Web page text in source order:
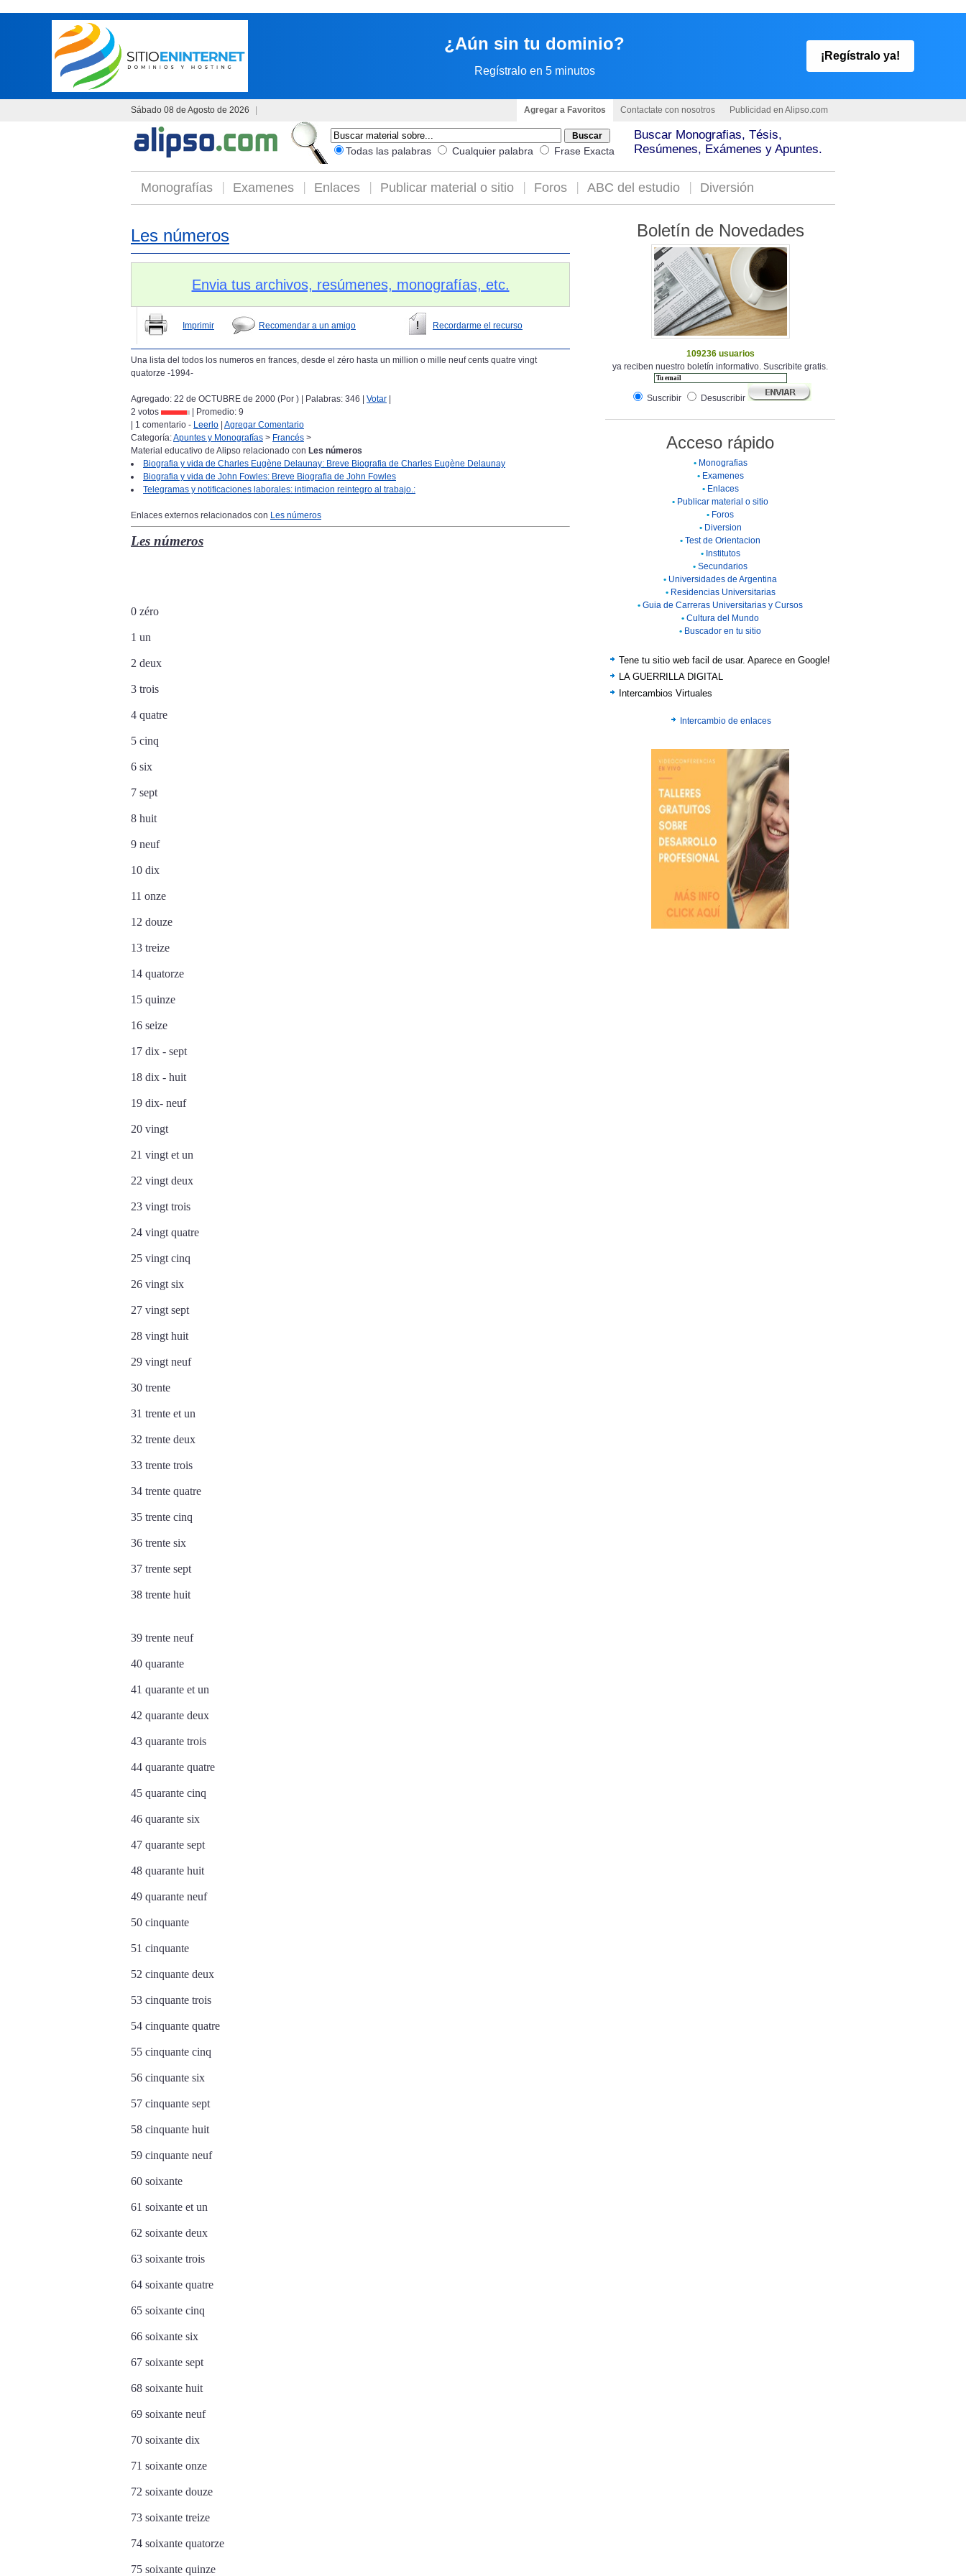
¿Aún sin tu dominio?
Regístralo en 5 minutos
¡Regístralo ya!
Sábado 08 de Agosto de 2026 Agregar a Favoritos Contactate con nosotros Publicidad en Alipso.com
Todas las palabras Cualquier palabra Frase Exacta
Buscar Monografias, Tésis,
Resúmenes, Exámenes y Apuntes.
Monografías Examenes Enlaces Publicar material o sitio Foros ABC del estudio Diversión
Les números
Envia tus archivos, resúmenes, monografías, etc.
Imprimir Recomendar a un amigo Recordarme el recurso
Una lista del todos los numeros en frances, desde el zéro hasta un million o mille neuf cents quatre vingt
quatorze -1994-
Agregado: 22 de OCTUBRE de 2000 (Por ) | Palabras: 346 | Votar
2 votos
| Promedio: 9
| 1 comentario - Leerlo Agregar Comentario
Categoría:Apuntes y Monografías > Francés >
Material educativo de Alipso relacionado con Les números
Biografia y vida de Charles Eugène Delaunay: Breve Biografia de Charles Eugène Delaunay
Biografia y vida de John Fowles: Breve Biografia de John Fowles
Telegramas y notificaciones laborales: intimacion reintegro al trabajo.:
Enlaces externos relacionados con Les números
Les números
0 zéro
1 un
2 deux
3 trois
4 quatre
5 cinq
6 six
7 sept
8 huit
9 neuf
10 dix
11 onze
12 douze
13 treize
14 quatorze
15 quinze
16 seize
17 dix - sept
18 dix - huit
19 dix- neuf
20 vingt
21 vingt et un
22 vingt deux
23 vingt trois
24 vingt quatre
25 vingt cinq
26 vingt six
27 vingt sept
28 vingt huit
29 vingt neuf
30 trente
31 trente et un
32 trente deux
33 trente trois
34 trente quatre
35 trente cinq
36 trente six
37 trente sept
38 trente huit
39 trente neuf
40 quarante
41 quarante et un
42 quarante deux
43 quarante trois
44 quarante quatre
45 quarante cinq
46 quarante six
47 quarante sept
48 quarante huit
49 quarante neuf
50 cinquante
51 cinquante
52 cinquante deux
53 cinquante trois
54 cinquante quatre
55 cinquante cinq
56 cinquante six
57 cinquante sept
58 cinquante huit
59 cinquante neuf
60 soixante
61 soixante et un
62 soixante deux
63 soixante trois
64 soixante quatre
65 soixante cinq
66 soixante six
67 soixante sept
68 soixante huit
69 soixante neuf
70 soixante dix
71 soixante onze
72 soixante douze
73 soixante treize
74 soixante quatorze
75 soixante quinze
Boletín de Novedades
109236 usuarios
ya reciben nuestro boletín informativo. Suscribite gratis.
Suscribir Desuscribir
Acceso rápido
• Monografias
• Examenes
• Enlaces
• Publicar material o sitio
• Foros
• Diversion
• Test de Orientacion
• Institutos
• Secundarios
• Universidades de Argentina
• Residencias Universitarias
• Guia de Carreras Universitarias y Cursos
• Cultura del Mundo
• Buscador en tu sitio
Tene tu sitio web facil de usar. Aparece en Google!
LA GUERRILLA DIGITAL
Intercambios Virtuales
Intercambio de enlaces